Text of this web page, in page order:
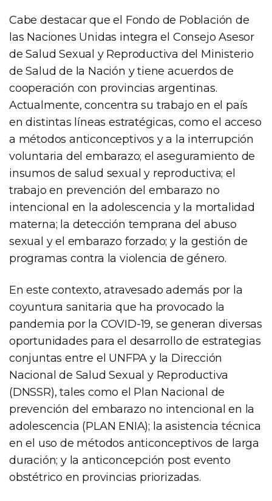
Cabe destacar que el Fondo de Población de
las Naciones Unidas integra el Consejo Asesor
de Salud Sexual y Reproductiva del Ministerio
de Salud de la Nación y tiene acuerdos de
cooperación con provincias argentinas.
Actualmente, concentra su trabajo en el país
en distintas líneas estratégicas, como el acceso
a métodos anticonceptivos y a la interrupción
voluntaria del embarazo; el aseguramiento de
insumos de salud sexual y reproductiva; el
trabajo en prevención del embarazo no
intencional en la adolescencia y la mortalidad
materna; la detección temprana del abuso
sexual y el embarazo forzado; y la gestión de
programas contra la violencia de género.
En este contexto, atravesado además por la
coyuntura sanitaria que ha provocado la
pandemia por la COVID-19, se generan diversas
oportunidades para el desarrollo de estrategias
conjuntas entre el UNFPA y la Dirección
Nacional de Salud Sexual y Reproductiva
(DNSSR), tales como el Plan Nacional de
prevención del embarazo no intencional en la
adolescencia (PLAN ENIA); la asistencia técnica
en el uso de métodos anticonceptivos de larga
duración; y la anticoncepción post evento
obstétrico en provincias priorizadas.